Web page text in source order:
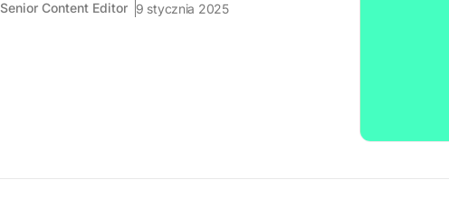
Senior Content Editor 9 stycznia 2025